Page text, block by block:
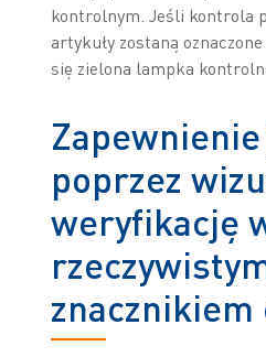
kontrolnym. Jeśli kontrola
artykuły zostaną
się zielona lampka
poprzez
weryfikację
znacznikiem